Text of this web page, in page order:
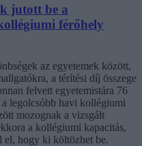
jutott be a
férőhely
az egyetemek között,
a térítési díj összege
felvett egyetemistára 76
legolcsóbb havi kollégiumi
mozognak a vizsgált
a kollégiumi kapacitás,
el, hogy ki költözhet be.